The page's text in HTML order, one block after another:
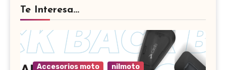
Te Interesa...
Accesorios moto
nilmoto